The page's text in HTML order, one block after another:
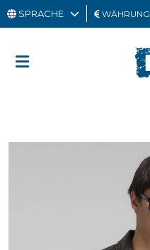
MANN
OUTLET
SPRACHE WÄHRUNG